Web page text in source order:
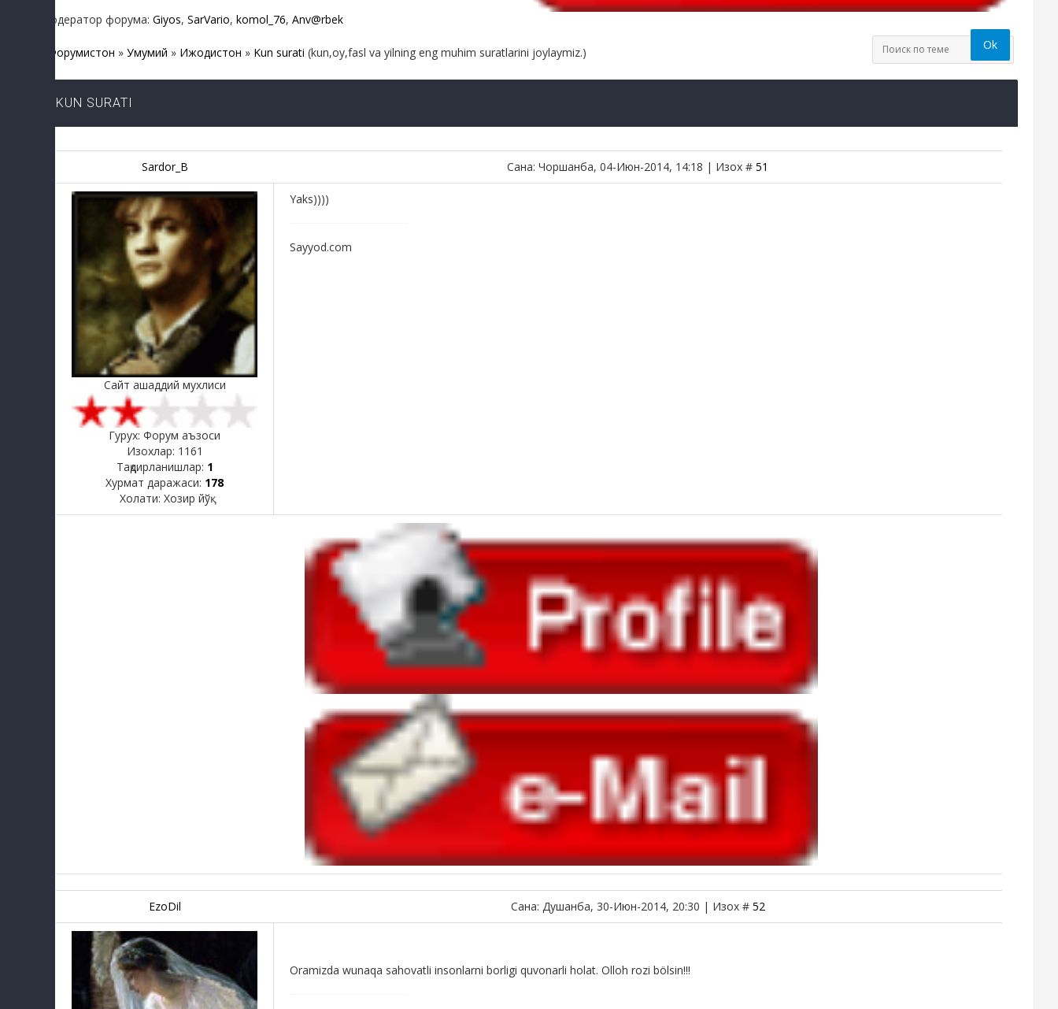
Модератор форума: Giyos, SarVario, komol_76, Anv@rbek
Форумистон » Умумий » Ижодистон » Kun surati (kun,oy,fasl va yilning eng muhim suratlarini joylaymiz.)
KUN SURATI
Sardor_B Сана: Чоршанба, 04-Июн-2014, 14:18 | Изох # 51
Сайт ашаддий мухлиси
Гурух: Форум аъзоси
Изохлар: 1161
Тақдирланишлар: 1
Хурмат даражаси: 178
Холати: Хозир йўқ
Yaks))))
Sayyod.com
EzoDil Сана: Душанба, 30-Июн-2014, 20:30 | Изох # 52
Oramizda wunaqa sahovatli insonlarni borligi quvonarli holat. Olloh rozi bölsin!!!